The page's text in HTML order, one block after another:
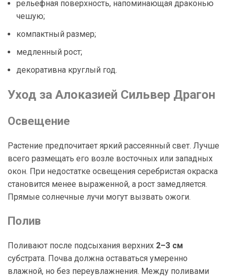
рельефная поверхность, напоминающая драконью
чешую;
компактный размер;
медленный рост;
декоративна круглый год.
Уход за Алоказией Сильвер Драгон
Освещение
Растение предпочитает яркий рассеянный свет. Лучше
всего размещать его возле восточных или западных
окон. При недостатке освещения серебристая окраска
становится менее выраженной, а рост замедляется.
Прямые солнечные лучи могут вызвать ожоги.
Полив
Поливают после подсыхания верхних 2–3 см
субстрата. Почва должна оставаться умеренно
влажной, но без переувлажнения. Между поливами